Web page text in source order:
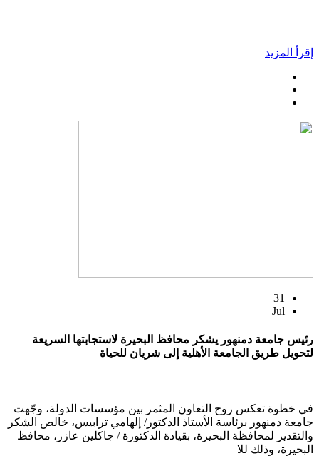
إقرأ المزيد
31
Jul
رئيس جامعة دمنهور يشكر محافظ البحيرة لاستجابتها السريعة
لتحويل طريق الجامعة الأهلية إلى شريان للحياة
في خطوة تعكس روح التعاون المثمر بين مؤسسات الدولة، وجّهت
جامعة دمنهور برئاسة الأستاذ الدكتور/ إلهامي ترابيس، خالص الشكر
والتقدير لمحافظة البحيرة، بقيادة الدكتورة / جاكلين عازر، محافظ
البحيرة، وذلك للا